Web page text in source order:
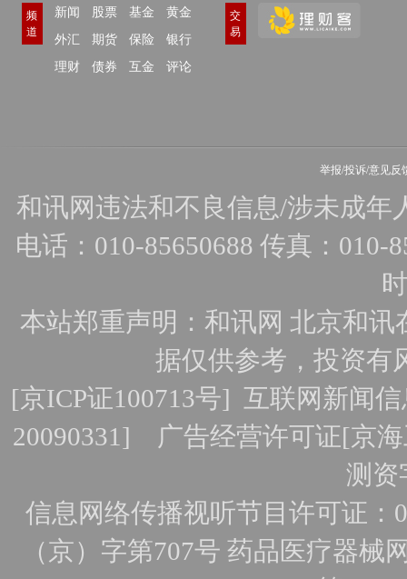
频
道
新闻 股票 基金
黄金
外汇
期货 保险
银行
理财
债券 互金 评论
交
易
举报/投诉/意见反
和讯网违法和不良信息/涉未成年
电话：010-85650688 传真：010-
本站郑重声明：和讯网 北京和
据仅供参考，投资有
[京ICP证100713号]互联网新闻
20090331] 广告经营许可证[京
测资
信息网络传播视听节目许可证：
（京）字第707号 药品医疗器械